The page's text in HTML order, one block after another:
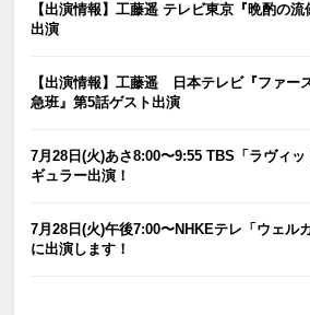
【出演情報】工藤遥 テレビ東京『晩酌の
出演
【出演情報】工藤遥 日本テレビ『ファ
急班』第5話ゲスト出演
7月28日(火)あさ8:00〜9:55 TBS「ラヴィ
ギュラー出演！
7月28日(火)午後7:00〜NHKEテレ「ウェル
に出演します！